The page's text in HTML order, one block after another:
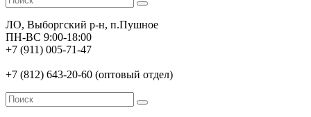
ЛО, Выборгский р-н, п.Пушное
ПН-ВС 9:00-18:00
+7 (911) 005-71-47
+7 (812) 643-20-60 (оптовый отдел)